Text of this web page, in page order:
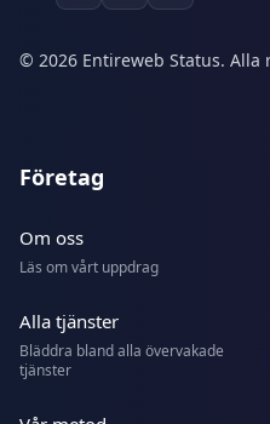
© 2026 Entireweb Status.
Företag
Om oss
Läs om vårt uppdrag
Alla tjänster
Bläddra bland alla övervakade
tjänster